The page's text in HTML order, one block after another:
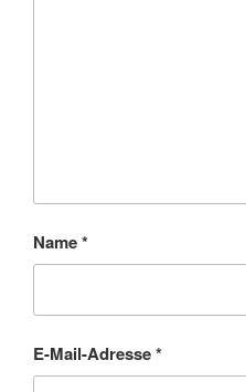
Name*
E-Mail-Adresse*